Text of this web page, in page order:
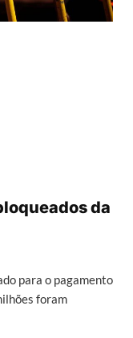
da
para o pagamento
foram